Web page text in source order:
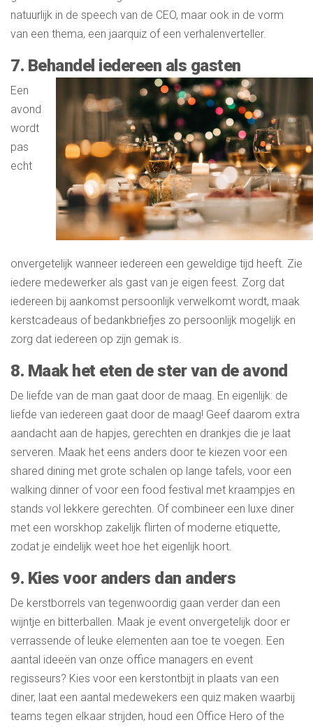
natuurlijk in de speech van de CEO, maar ook in de vorm
van een thema, een jaarquiz of een verhalenverteller.
7. Behandel iedereen als gasten
Een
avond
wordt
pas
echt
onvergetelijk wanneer iedereen een geweldige tijd heeft. Zie
iedere medewerker als gast van je eigen feest. Zorg dat
iedereen bij aankomst persoonlijk verwelkomt wordt, maak
kerstcadeaus of bedankbriefjes zo persoonlijk mogelijk en
zorg dat iedereen op zijn gemak is.
8. Maak het eten de ster van de avond
De liefde van de man gaat door de maag. En eigenlijk: de
liefde van iedereen gaat door de maag! Geef daarom extra
aandacht aan de hapjes, gerechten en drankjes die je laat
serveren. Maak het eens anders door te kiezen voor een
shared dining met grote schalen op lange tafels, voor een
walking dinner of voor een food festival met kraampjes en
stands vol lekkere gerechten. Of combineer een luxe diner
met een worskhop zakelijk flirten of moderne etiquette,
zodat je eindelijk weet hoe het eigenlijk hoort.
9. Kies voor anders dan anders
De kerstborrels van tegenwoordig gaan verder dan een
wijntje en bitterballen. Maak je event onvergetelijk door er
verrassende of leuke elementen aan toe te voegen. Een
aantal ideeën van onze office managers en event
regisseurs? Kies voor een kerstontbijt in plaats van een
diner, laat een aantal medewekers een quiz maken waarbij
teams tegen elkaar strijden, houd een Office Hero of the